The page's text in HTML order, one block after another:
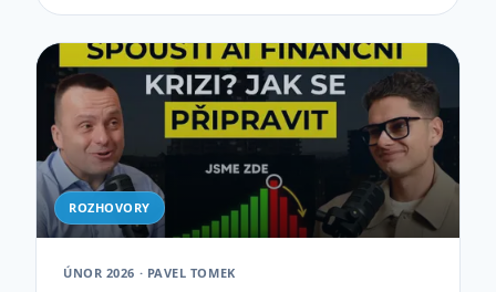
ROZHOVORY
ÚNOR 2026 · PAVEL TOMEK